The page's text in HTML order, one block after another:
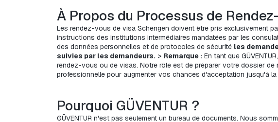
À Propos du Processus de
Les rendez-vous de visa Schengen doivent être pris exclusivement
instructions des institutions intermédiaires mandatées par les
des données personnelles et de protocoles de sécurité les
suivies par les demandeurs. > Remarque : En tant que
rendez-vous ou de visas. Notre rôle est de préparer votre dossier de
professionnelle pour augmenter vos chances d'acceptation jusqu'à
Pourquoi GÜVENTUR ?